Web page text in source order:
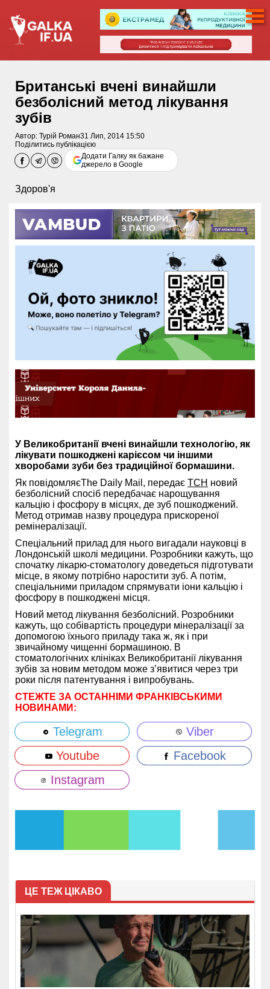
Британські вчені винайшли
безболісний метод лікування
зубів
Автор: Турій Роман31 Лип, 2014 15:50
Поділитись публікацією
Додати Галку як бажане
джерело в Google
Здоров'я
У Великобританії вчені винайшли технологію, як
лікувати пошкоджені карієсом чи іншими
хворобами зуби без традиційної бормашини.
Як повідомляєThe Daily Mail, передає ТСН новий
безболісний спосіб передбачає нарощування
кальцію і фосфору в місцях, де зуб пошкоджений.
Метод отримав назву процедура прискореної
ремінералізації.
Спеціальний прилад для нього вигадали науковці в
Лондонській школі медицини. Розробники кажуть, що
спочатку лікарю-стоматологу доведеться підготувати
місце, в якому потрібно наростити зуб. А потім,
спеціальними приладом спрямувати іони кальцію і
фосфору в пошкоджені місця.
Новий метод лікування безболісний. Розробники
кажуть, що собівартість процедури мінералізації за
допомогою їхнього приладу така ж, як і при
звичайному чищенні бормашиною. В
стоматологічних клініках Великобританії лікування
зубів за новим методом може з’явитися через три
роки після патентування і випробувань.
СТЕЖТЕ ЗА ОСТАННІМИ ФРАНКІВСЬКИМИ
НОВИНАМИ:
Telegram
Viber
Youtube
Facebook
Instagram
ЦЕ ТЕЖ ЦІКАВО